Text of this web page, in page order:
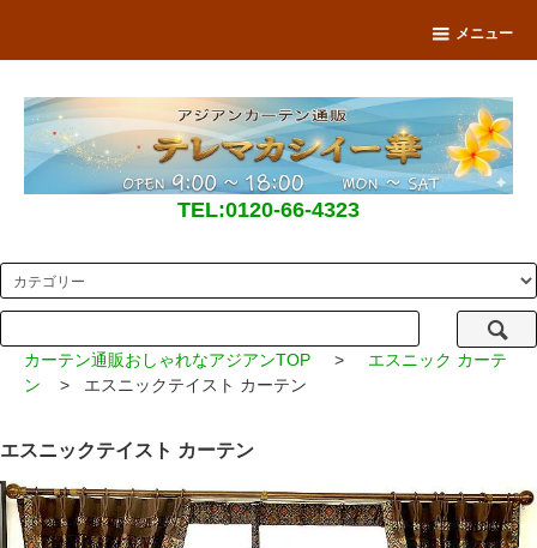
メニュー
TEL:0120-66-4323
カーテン通販おしゃれなアジアンTOP > エスニック カーテ
ン > エスニックテイスト カーテン
エスニックテイスト カーテン